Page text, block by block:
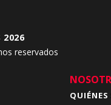
2026
reservados